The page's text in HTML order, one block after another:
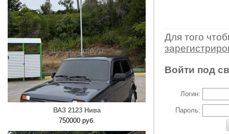
ВАЗ 2123 Нива
750000 руб.
Для того
Войти под
Логин:
Пароль: